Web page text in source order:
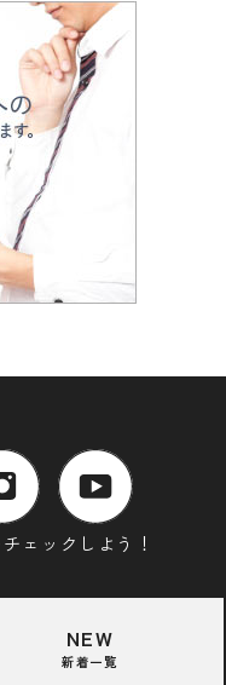
ェックしよう！
NEW
新着一覧